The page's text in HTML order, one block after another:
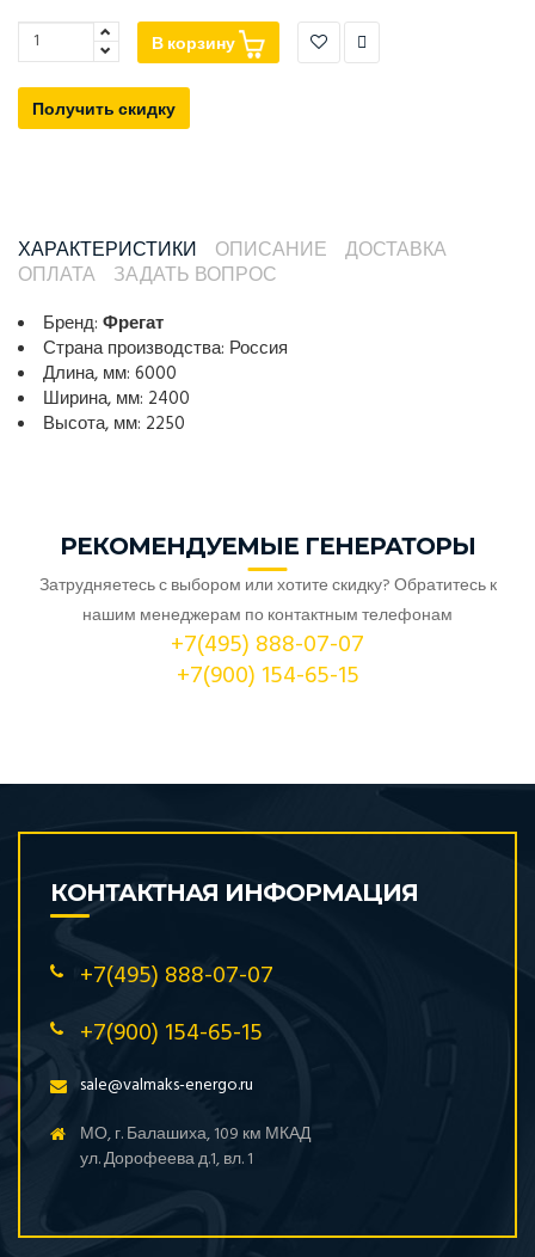
В корзину
Получить скидку
ХАРАКТЕРИСТИКИ ОПИСАНИЕ
ДОСТАВКА
ОПЛАТА
ЗАДАТЬ ВОПРОС
Бренд: Фрегат
Страна производства: Россия
Длина, мм: 6000
Ширина, мм: 2400
Высота, мм: 2250
РЕКОМЕНДУЕМЫЕ ГЕНЕРАТОРЫ
Затрудняетесь с выбором или хотите скидку? Обратитесь к
нашим менеджерам по контактным телефонам
+7(495) 888-07-07
+7(900) 154-65-15
КОНТАКТНАЯ ИНФОРМАЦИЯ
+7(495) 888-07-07
+7(900) 154-65-15
sale@valmaks-energo.ru
МО, г. Балашиха, 109 км МКАД
ул. Дорофеева д.1, вл. 1